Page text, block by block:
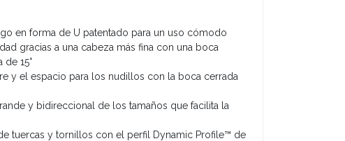
en forma de U patentado para un uso cómodo
gracias a una cabeza más fina con una boca
de 15°
y el espacio para los nudillos con la boca cerrada
y bidireccional de los tamaños que facilita la
tuercas y tornillos con el perfil Dynamic Profile™ de